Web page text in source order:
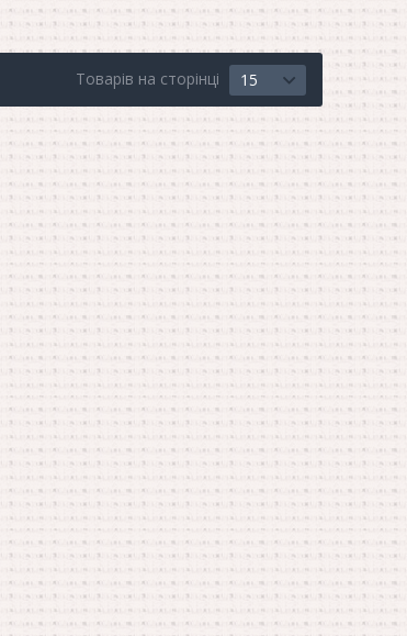
Товарів на сторінці 15